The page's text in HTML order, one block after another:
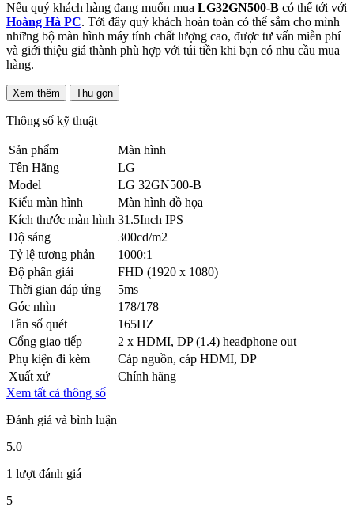
Nếu quý khách hàng đang muốn mua LG32GN500-B có thể tới với
Hoàng Hà PC. Tới đây quý khách hoàn toàn có thể sắm cho mình
những bộ màn hình máy tính chất lượng cao, được tư vấn miễn phí
và giới thiệu giá thành phù hợp với túi tiền khi bạn có nhu cầu mua
hàng.
Xem thêm Thu gọn
Thông số kỹ thuật
Sản phẩm
Màn hình
Tên Hãng
LG
Model
LG 32GN500-B
Kiểu màn hình
Màn hình đồ họa
Kích thước màn hình 31.5Inch IPS
Độ sáng
300cd/m2
Tỷ lệ tương phản
1000:1
Độ phân giải
FHD (1920 x 1080)
Thời gian đáp ứng
5ms
Góc nhìn
178/178
Tần số quét
165HZ
Cổng giao tiếp
2 x HDMI, DP (1.4) headphone out
Phụ kiện đi kèm
Cáp nguồn, cáp HDMI, DP
Xuất xứ
Chính hãng
Xem tất cả thông số
Đánh giá và bình luận
5.0
1 lượt đánh giá
5